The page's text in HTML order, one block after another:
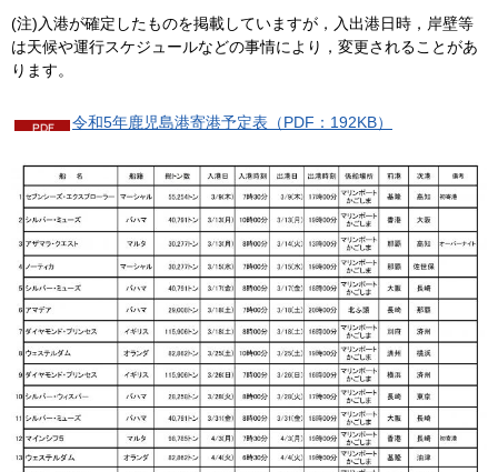
(注)入港が確定したものを掲載していますが，入出港日時，岸壁等
は天候や運行スケジュールなどの事情により，変更されることがあ
ります。
令和5年鹿児島港寄港予定表（PDF：192KB）